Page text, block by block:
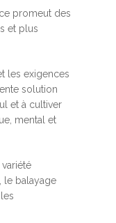
promeut des
et plus
les exigences
solution
et à cultiver
mental et
variété
le balayage